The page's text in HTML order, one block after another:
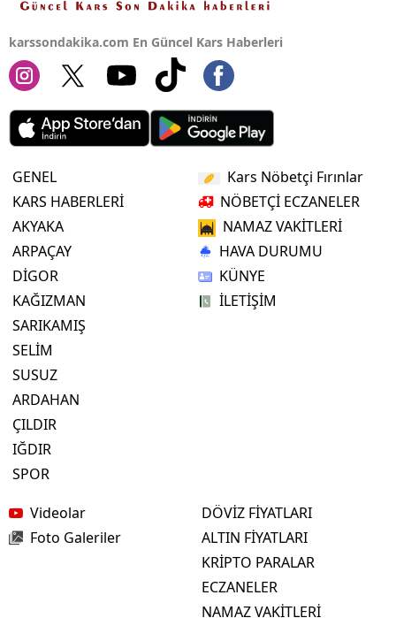
karssondakika.com En Güncel Kars Haberleri
GENEL
KARS HABERLERİ
AKYAKA
ARPAÇAY
DİGOR
KAĞIZMAN
SARIKAMIŞ
SELİM
SUSUZ
ARDAHAN
ÇILDIR
IĞDIR
SPOR
Kars Nöbetçi Fırınlar
NÖBETÇİ ECZANELER
NAMAZ VAKİTLERİ
HAVA DURUMU
KÜNYE
İLETİŞİM
Videolar
Foto Galeriler
DÖVİZ FİYATLARI
ALTIN FİYATLARI
KRİPTO PARALAR
ECZANELER
NAMAZ VAKİTLERİ